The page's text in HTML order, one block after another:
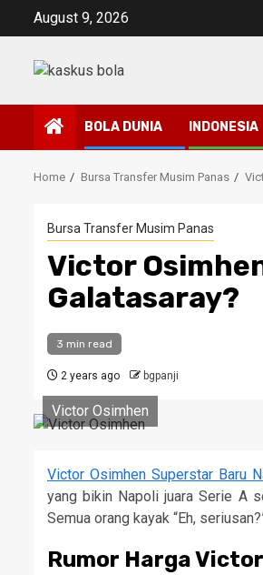
August 9, 2026
BOLA DUNIA INDONESIA
Home Bursa Transfer Musim Panas
Bursa Transfer Musim Panas
Victor
Galatasaray?
3 min read
2 years ago bgpanji
Victor Osimhen
Victor Osimhen Superstar Baru
yang bikin Napoli juara Serie A
Semua orang kayak “Eh,
Rumor Harga